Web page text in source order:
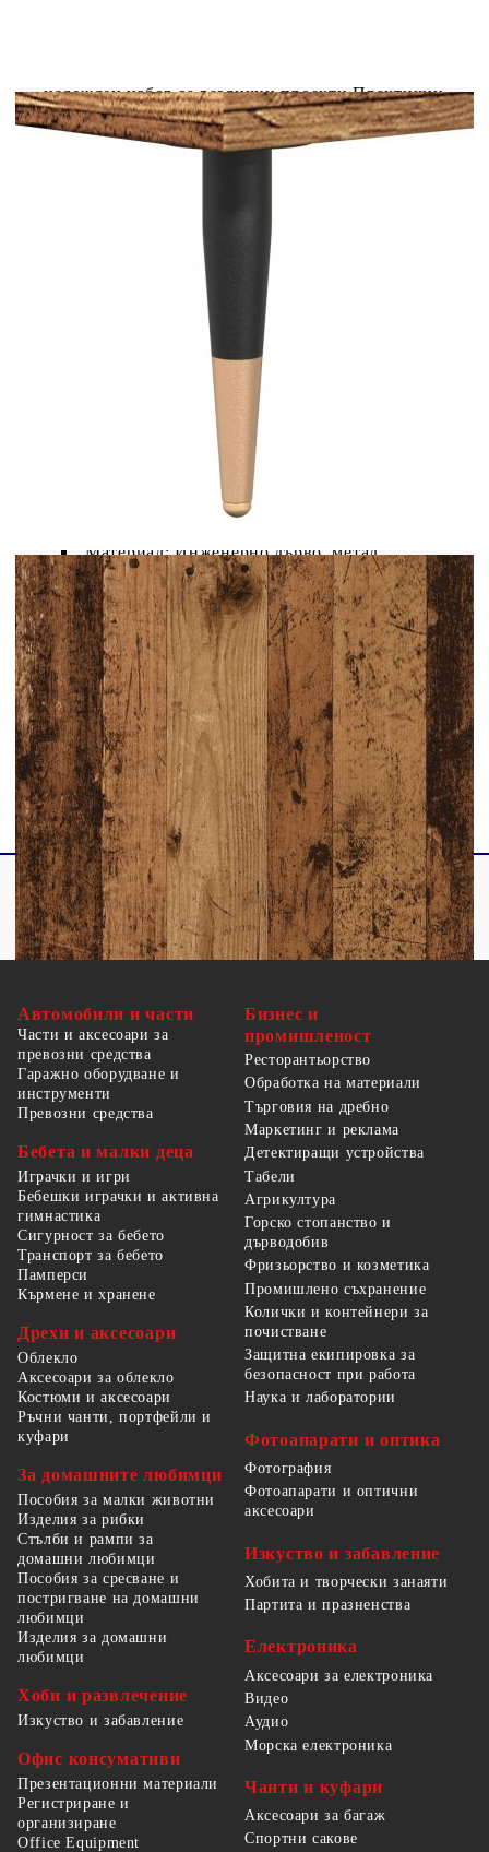
надежден избор за различни проекти.Практични
дръжки: Шкафът за съхранение е снабден с
дръжки, които осигуряват удобен захват,
помагат за лесното отваряне и затваряне на
съхранение, за да бъдат вещите ви подредени,
защитени и да не се виждат.Метални крака:
Металните крака добавят спокоен стил към
вашия интериор, като същевременно осигуряват
стабилност.Широки приложения: Можете да
използвате този страничен шкаф като шкаф за
баня или кухненски шкаф, или просто като
елегантен шкаф за съхранение в спални,
тоалетни, антрета, коридори и офиси,
трапезарии и други жилищни помещения.
Внимание:За да предотвратите преобръщане,
този продукт трябва да се използва с
предоставеното устройство за закрепване на
Цвят: Старо дърво
Материал: Инженерно дърво, метал
Общи размери: 100 x 36 x 60 см (Д x Ш x
В)
Необходим е монтаж
Legal Documents:
Повече подробности за предотвратяване на
преобръщането на вашите мебели можете да
намеритетук
Автомобили и части
Части и аксесоари за
превозни средства
Гаражно оборудване и
инструменти
Превозни средства
Бебета и малки деца
Играчки и игри
Бебешки играчки и активна
гимнастика
Сигурност за бебето
Транспорт за бебето
Памперси
Кърмене и хранене
Дрехи и аксесоари
Облекло
Аксесоари за облекло
Костюми и аксесоари
Ръчни чанти, портфейли и
куфари
За домашните любимци
Пособия за малки животни
Изделия за рибки
Стълби и рампи за
домашни любимци
Пособия за сресване и
постригване на домашни
любимци
Изделия за домашни
любимци
Хоби и развлечение
Изкуство и забавление
Офис консумативи
Презентационни материали
Регистриране и
организиране
Office Equipment
Бизнес и
промишленост
Ресторантьорство
Обработка на материали
Търговия на дребно
Маркетинг и реклама
Детектиращи устройства
Табели
Агрикултура
Горско стопанство и
дърводобив
Фризьорство и козметика
Промишлено съхранение
Колички и контейнери за
почистване
Защитна екипировка за
безопасност при работа
Наука и лаборатории
Фотоапарати и оптика
Фотография
Фотоапарати и оптични
аксесоари
Изкуство и забавление
Хобита и творчески занаяти
Партита и празненства
Електроника
Аксесоари за електроника
Видео
Аудио
Морска електроника
Чанти и куфари
Аксесоари за багаж
Спортни сакове